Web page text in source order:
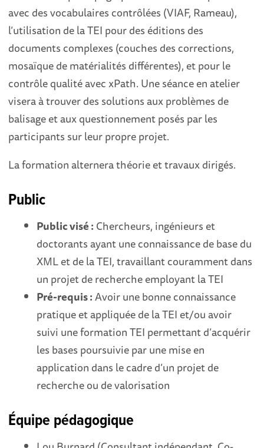
avec des vocabulaires contrôlées (VIAF, Rameau),
l’utilisation de la TEI pour des éditions des
documents complexes (couches des corrections,
mosaïque de matérialités différentes), et pour le
contrôle qualité avec xPath. Une séance en atelier
visera à trouver des solutions aux problèmes de
balisage et aux questionnement posés par les
participants sur leur propre projet.
La formation alternera théorie et travaux dirigés.
Public
Public visé : Chercheurs, ingénieurs et
doctorants ayant une connaissance de base du
XML et de la TEI, travaillant couramment dans
un projet de recherche employant la TEI
Pré-requis :Avoir une bonne connaissance
pratique et appliquée de la TEI et/ou avoir
suivi une formation TEI permettant d’acquérir
les bases poursuivie par une mise en
application dans le cadre d’un projet de
recherche ou de valorisation
Équipe pédagogique